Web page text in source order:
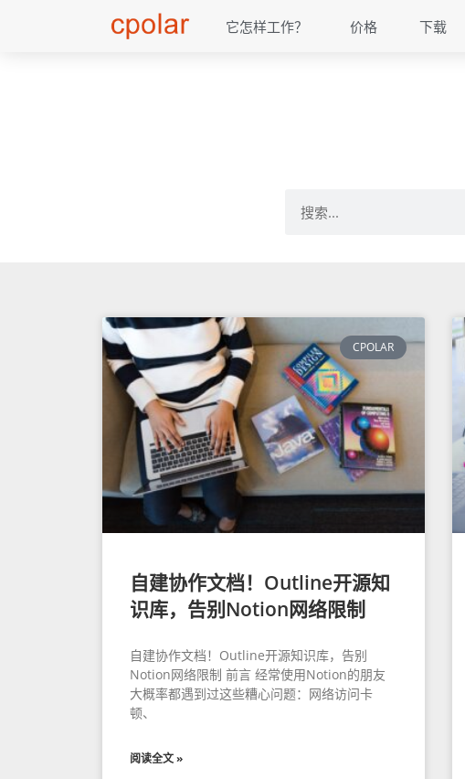
它怎样工作？ 价格 下载
CPOLAR
自建协作文档！Outline开源知
识库，告别Notion网络限制
自建协作文档！Outline开源知识库，告别
Notion网络限制 前言 经常使用Notion的朋友
大概率都遇到过这些糟心问题：网络访问卡
顿、
阅读全文 »